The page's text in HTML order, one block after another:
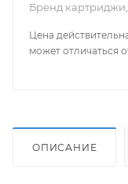
Бренд
Цена
может отличаться
ОПИСАНИЕ